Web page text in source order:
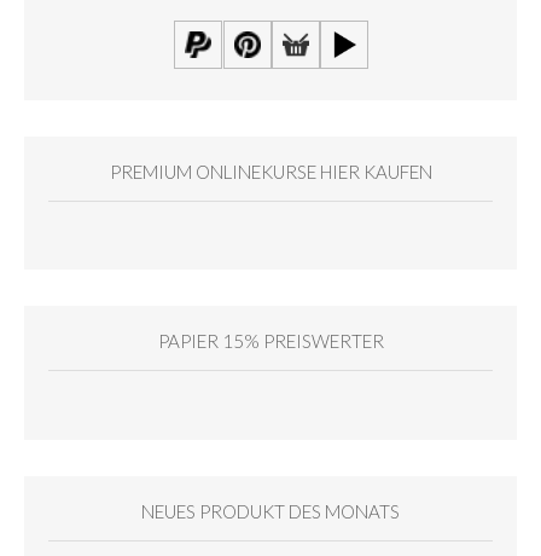
PREMIUM ONLINEKURSE HIER KAUFEN
PAPIER 15% PREISWERTER
NEUES PRODUKT DES MONATS